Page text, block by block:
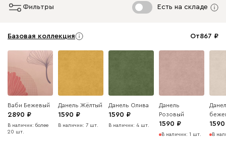
Фильтры Есть на складе
Базовая коллекция От867
Ваби Бежевый
2890
В наличии: более
20 шт.
Данель Жёлтый
1590
В наличии: 7 шт.
Данель Олива
1590
В наличии: 4 шт.
Данель
Розовый
1590
В наличии: 1 шт.
1590
В